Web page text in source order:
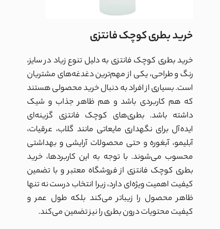
خرید بطری کوچک فانتزی
خرید بطری کوچک فانتزی به دلیل تنوع زیاد در سایز،
رنگ و طراحی، یکی از مهم‌ترین دغدغه‌های مشتریان
است. بسیاری از افراد به دنبال خرید محصولی هستند
که هم کاربردی باشد و هم ظاهر جذاب و شیک
داشته باشد. بطری‌های کوچک فانتزی گزینه‌ای
ایده‌آل برای نگهداری مایعاتی مانند گلاب، عرقیات،
آبلیمو، آبغوره و حتی محصولات آرایشی و بهداشتی
محسوب می‌شوند. با توجه به این کاربردها، خرید
بطری کوچک فانتزی از فروشگاه معتبر و با تضمین
کیفیت اهمیت ویژه‌ای دارد، زیرا انتخاب درست نه تنها
ظاهر محصول را زیباتر می‌کند بلکه طول عمر و
کیفیت محتویات درون بطری را نیز تضمین می‌کند.